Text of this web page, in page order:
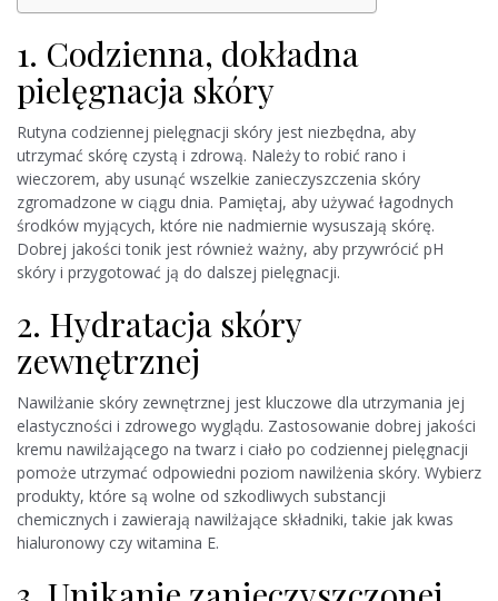
1. Codzienna, dokładna
pielęgnacja skóry
Rutyna codziennej pielęgnacji skóry jest niezbędna, aby
utrzymać skórę czystą i zdrową. Należy to robić rano i
wieczorem, aby usunąć wszelkie zanieczyszczenia skóry
zgromadzone w ciągu dnia. Pamiętaj, aby używać łagodnych
środków myjących, które nie nadmiernie wysuszają skórę.
Dobrej jakości tonik jest również ważny, aby przywrócić pH
skóry i przygotować ją do dalszej pielęgnacji.
2. Hydratacja skóry
zewnętrznej
Nawilżanie skóry zewnętrznej jest kluczowe dla utrzymania jej
elastyczności i zdrowego wyglądu. Zastosowanie dobrej jakości
kremu nawilżającego na twarz i ciało po codziennej pielęgnacji
pomoże utrzymać odpowiedni poziom nawilżenia skóry. Wybierz
produkty, które są wolne od szkodliwych substancji
chemicznych i zawierają nawilżające składniki, takie jak kwas
hialuronowy czy witamina E.